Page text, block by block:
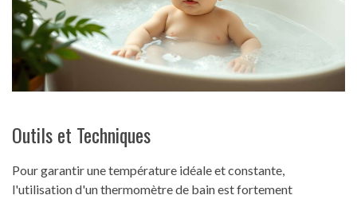
Outils et Techniques
Pour garantir une température idéale et constante,
l'utilisation d'un thermomètre de bain est fortement